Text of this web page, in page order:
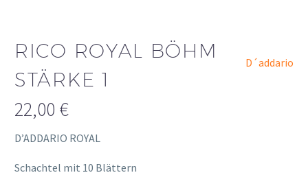
RICO ROYAL BÖHM
STÄRKE 1
D´addario
22,00 €
D’ADDARIO ROYAL
Schachtel mit 10 Blättern